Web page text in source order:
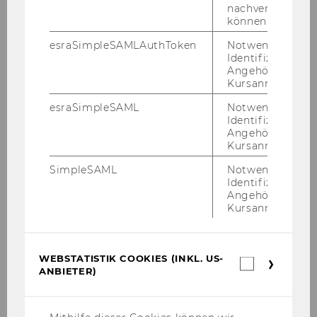
Business Process Model and Notation
Exercises
nachverfolgen
können.
esraSimpleSAMLAuthToken
Notwendig zur
Identifizierung
Angehörige/r für
Kursanmeldung.
esraSimpleSAML
Notwendig zur
Identifizierung
Angehörige/r für
Kursanmeldung.
SimpleSAML
Notwendig zur
Identifizierung
Angehörige/r für
Kursanmeldung.
WEBSTATISTIK COOKIES (INKL. US-
ANBIETER)